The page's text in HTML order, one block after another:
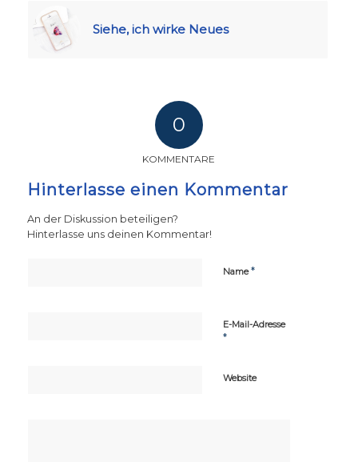
Siehe, ich wirke Neues
0
KOMMENTARE
Hinterlasse einen Kommentar
An der Diskussion beteiligen?
Hinterlasse uns deinen Kommentar!
Name*
E-Mail-Adresse
*
Website